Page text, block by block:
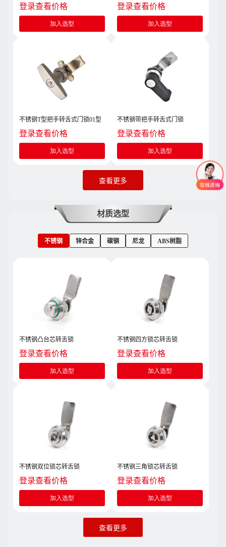
登录查看价格
加入选型
登录查看价格
加入选型
不锈钢T型把手转舌式门锁01型
登录查看价格
加入选型
不锈钢带把手转舌式门锁
登录查看价格
加入选型
查看更多
材质选型
不锈钢 锌合金 碳钢 尼龙 ABS树脂
不锈钢凸台芯转舌锁
登录查看价格
加入选型
不锈钢四方锁芯转舌锁
登录查看价格
加入选型
不锈钢双位锁芯转舌锁
登录查看价格
加入选型
不锈钢三角锁芯转舌锁
登录查看价格
加入选型
查看更多